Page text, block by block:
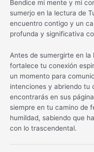
Bendice mi mente y mi
sumerjo en la lectura de
encuentro contigo y un
profunda y significativa
Antes de sumergirte en la
fortalece tu conexión
un momento para
intenciones y abriendo tu
encontrarás en sus
siempre en tu camino de
humildad, sabiendo que
con lo trascendental.